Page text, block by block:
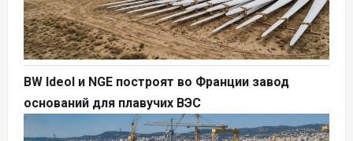
BW Ideol и NGE построят во Франции завод
оснований для плавучих ВЭС